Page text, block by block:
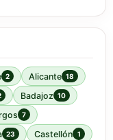
2 Alicante 18
Badajoz 10
7
23 Castellón 1